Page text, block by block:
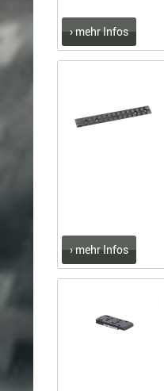
› mehr Infos
› mehr Infos